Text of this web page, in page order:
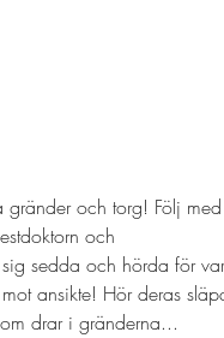
gränder och torg! Följ
och
sedda och hörda för
ansikte! Hör deras
drar i gränderna...